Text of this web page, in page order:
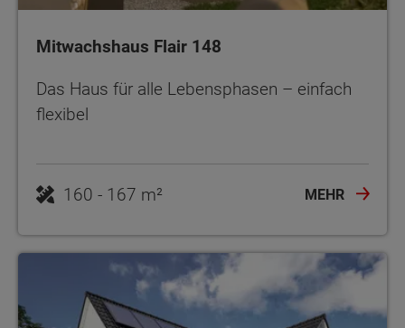
Mitwachshaus Flair 148
Das Haus für alle Lebensphasen – einfach
flexibel
160 - 167 m² MEHR